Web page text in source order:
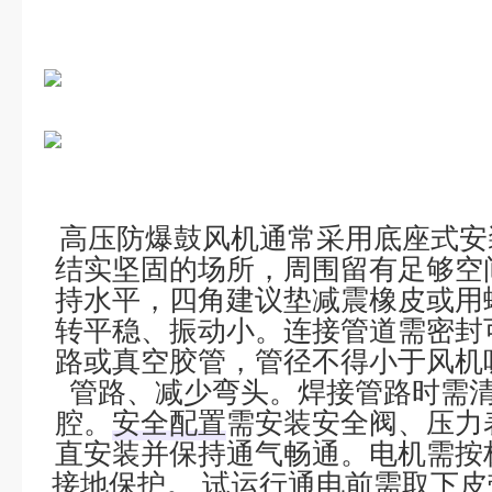
高压防爆鼓风机通常采用底座式
结实坚固的场所，周围留有足够
持水平，四角建议垫减震橡皮或用
转平稳、振动小。连接管道需密
路或真空胶管 ， 管径不得小于风
管路、减少弯头。焊接管路时需
腔。 安全配置需安装安全阀、 压力
直安装并保持通气畅通。电机需
接地保护。 ‌ 试运行通电前需取下